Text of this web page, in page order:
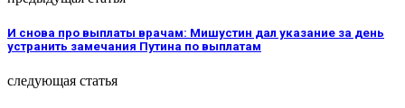
И снова про выплаты врачам: Мишустин дал указание за день
устранить замечания Путина по выплатам
следующая статья